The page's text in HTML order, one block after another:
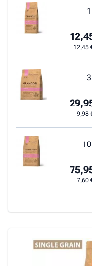
12,45
9,98
7,60